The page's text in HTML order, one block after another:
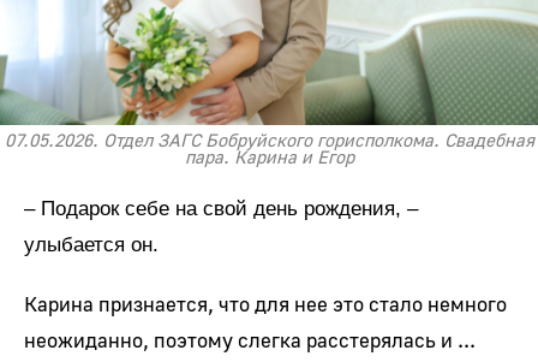
07.05.2026. Отдел ЗАГС Бобруйского горисполкома. Свадебная
пара. Карина и Егор
– Подарок себе на свой день рождения, –
улыбается он.
Карина признается, что для нее это стало немного
неожиданно, поэтому слегка расстерялась и ...